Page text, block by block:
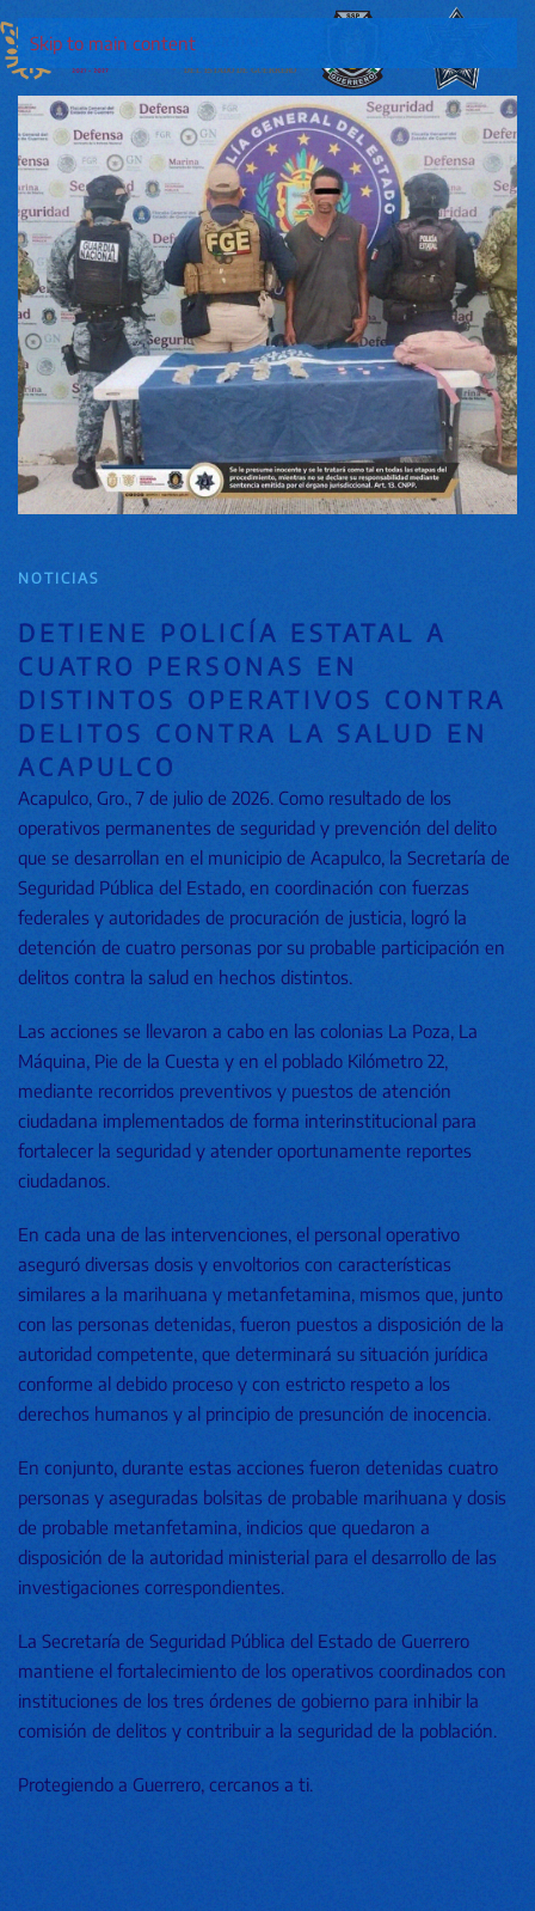
Skip to main content
NOTICIAS
DETIENE POLICÍA ESTATAL A
CUATRO PERSONAS EN
DISTINTOS OPERATIVOS CONTRA
DELITOS CONTRA LA SALUD EN
ACAPULCO
Acapulco, Gro., 7 de julio de 2026. Como resultado de los
operativos permanentes de seguridad y prevención del delito
que se desarrollan en el municipio de Acapulco, la Secretaría de
Seguridad Pública del Estado, en coordinación con fuerzas
federales y autoridades de procuración de justicia, logró la
detención de cuatro personas por su probable participación en
delitos contra la salud en hechos distintos.
Las acciones se llevaron a cabo en las colonias La Poza, La
Máquina, Pie de la Cuesta y en el poblado Kilómetro 22,
mediante recorridos preventivos y puestos de atención
ciudadana implementados de forma interinstitucional para
fortalecer la seguridad y atender oportunamente reportes
ciudadanos.
En cada una de las intervenciones, el personal operativo
aseguró diversas dosis y envoltorios con características
similares a la marihuana y metanfetamina, mismos que, junto
con las personas detenidas, fueron puestos a disposición de la
autoridad competente, que determinará su situación jurídica
conforme al debido proceso y con estricto respeto a los
derechos humanos y al principio de presunción de inocencia.
En conjunto, durante estas acciones fueron detenidas cuatro
personas y aseguradas bolsitas de probable marihuana y dosis
de probable metanfetamina, indicios que quedaron a
disposición de la autoridad ministerial para el desarrollo de las
investigaciones correspondientes.
La Secretaría de Seguridad Pública del Estado de Guerrero
mantiene el fortalecimiento de los operativos coordinados con
instituciones de los tres órdenes de gobierno para inhibir la
comisión de delitos y contribuir a la seguridad de la población.
Protegiendo a Guerrero, cercanos a ti.